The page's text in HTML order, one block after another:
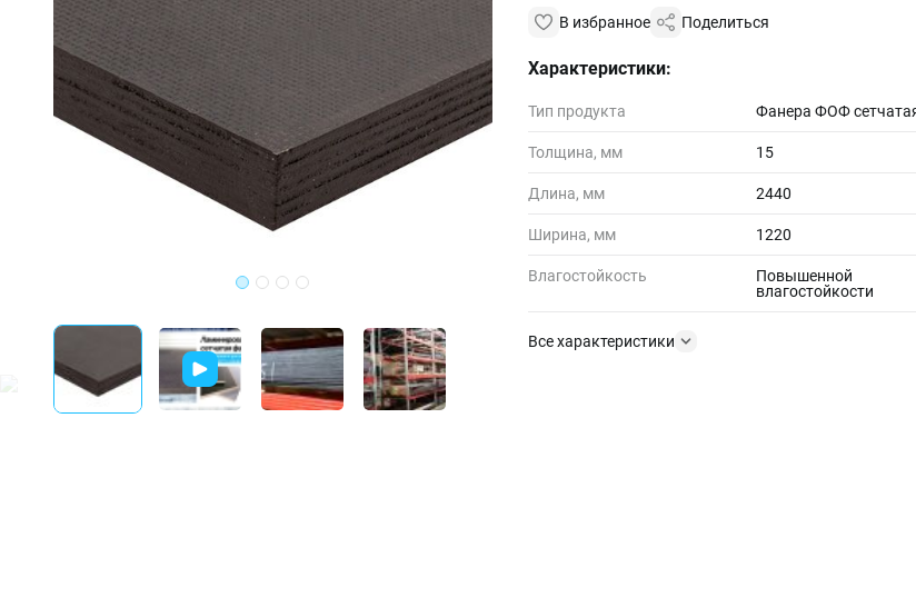
В избранное Поделиться
Характеристики:
Тип продукта Фанера ФОФ
Толщина, мм 15
Длина, мм 2440
Ширина, мм 1220
Влагостойкость
Повышенной
влагостойкости
Все характеристики